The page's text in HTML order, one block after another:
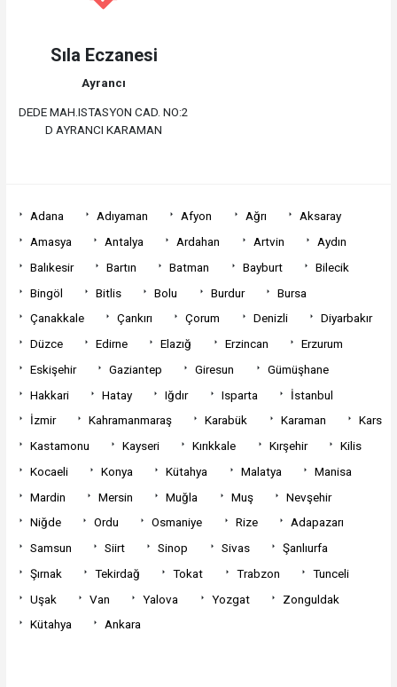
Sıla Eczanesi
Ayrancı
DEDE MAH.ISTASYON CAD. NO:2
D AYRANCI KARAMAN
Adana Adıyaman Afyon Ağrı
Aksaray
Amasya
Antalya Ardahan Artvin
Aydın
Balıkesir
Bartın Batman Bayburt
Bilecik
Bingöl
Bitlis Bolu Burdur
Bursa
Çanakkale
Çankırı Çorum Denizli
Diyarbakır
Düzce
Edirne Elazığ Erzincan
Erzurum
Eskişehir
Gaziantep Giresun
Gümüşhane
Hakkari
Hatay Iğdır Isparta
İstanbul
İzmir
Kahramanmaraş Karabük Karaman
Kars
Kastamonu
Kayseri Kırıkkale Kırşehir
Kilis
Kocaeli
Konya Kütahya Malatya
Manisa
Mardin
Mersin Muğla Muş
Nevşehir
Niğde
Ordu Osmaniye Rize
Adapazarı
Samsun
Siirt Sinop Sivas
Şanlıurfa
Şırnak
Tekirdağ Tokat Trabzon
Tunceli
Uşak
Van Yalova Yozgat
Zonguldak
Kütahya
Ankara